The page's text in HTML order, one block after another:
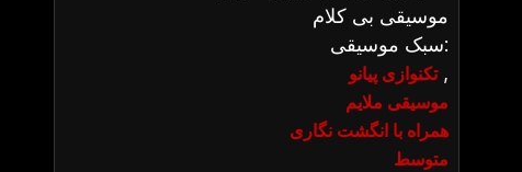
موسیقی بی کلام
سبک موسیقی:
تکنوازی پیانو,
موسیقی ملایم
همراه با انگشت نگاری
متوسط